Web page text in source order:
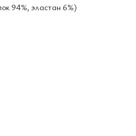
94%, эластан 6%)